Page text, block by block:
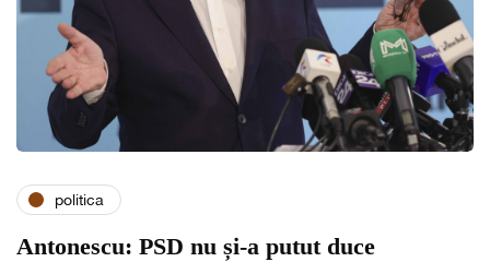
politica
Antonescu: PSD nu și-a putut duce